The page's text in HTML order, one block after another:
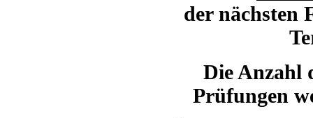
der nächsten
Die Anzahl
Prüfungen